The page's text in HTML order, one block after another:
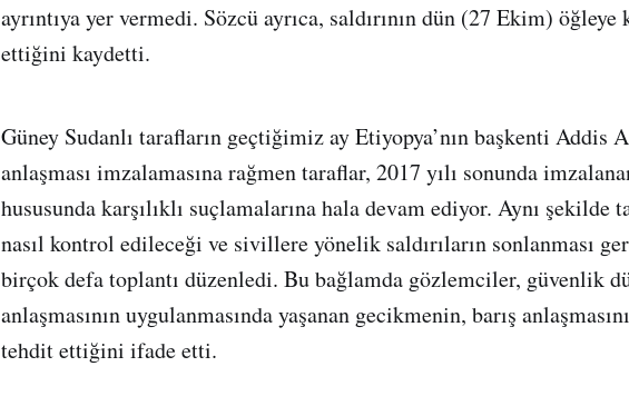
ayrıntıya yer vermedi. Sözcü ayrıca, saldırının dün (27 Ekim) öğleye
ettiğini kaydetti.
Güney Sudanlı tarafların geçtiğimiz ay Etiyopya’nın başkenti Addis
anlaşması imzalamasına rağmen taraflar, 2017 yılı sonunda
hususunda karşılıklı suçlamalarına hala devam ediyor. Aynı şekilde
nasıl kontrol edileceği ve sivillere yönelik saldırıların sonlanması
birçok defa toplantı düzenledi. Bu bağlamda gözlemciler, güvenlik
anlaşmasının uygulanmasında yaşanan gecikmenin, barış
tehdit ettiğini ifade etti.